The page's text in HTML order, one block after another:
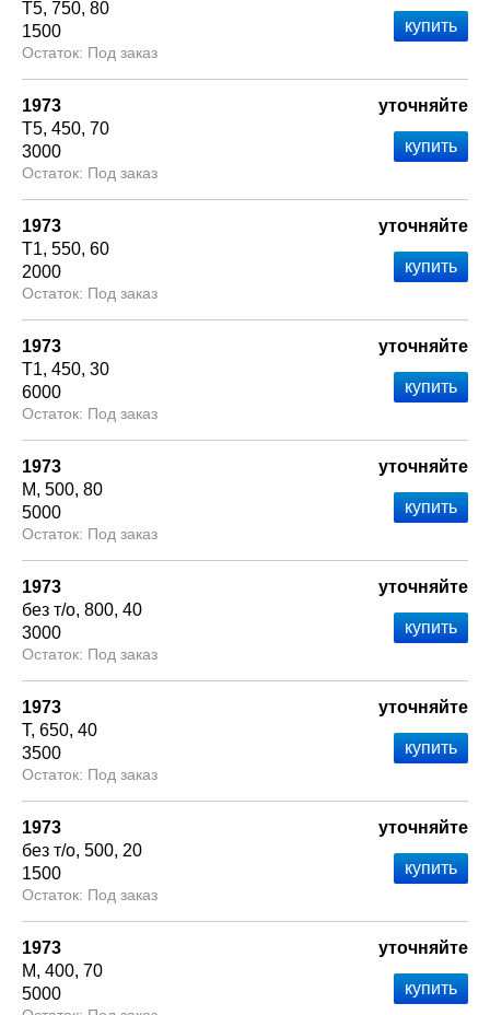
Т5 750 80
1500
Под заказ
1973
Т5 450 70
3000
Под заказ
уточняйте
1973
Т1 550 60
2000
Под заказ
уточняйте
1973
Т1 450 30
6000
Под заказ
уточняйте
1973
М 500 80
5000
Под заказ
уточняйте
1973
без т/о 800 40
3000
Под заказ
уточняйте
1973
Т 650 40
3500
Под заказ
уточняйте
1973
без т/о 500 20
1500
Под заказ
уточняйте
1973
М 400 70
5000
уточняйте